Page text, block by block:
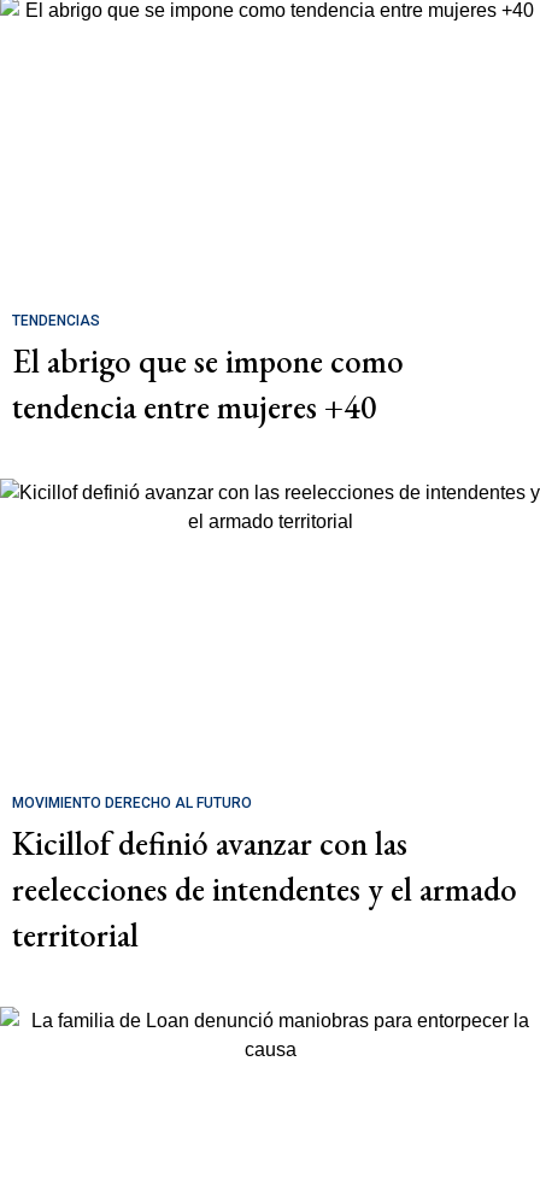
TENDENCIAS
El abrigo que se impone como
tendencia entre mujeres +40
MOVIMIENTO DERECHO AL FUTURO
Kicillof definió avanzar con las
reelecciones de intendentes y el armado
territorial